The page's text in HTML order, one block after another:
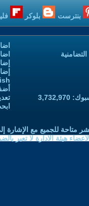
بنترست بلوكر
متاحة للجميع مع الإشارة
هيئة الادارة لا تعبر